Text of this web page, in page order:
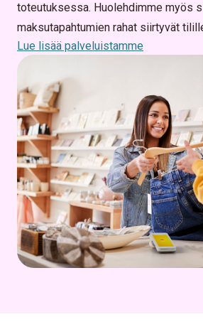
toteutuksessa. Huolehdimme myös
maksutapahtumien rahat siirtyvät
Lue lisää palveluistamme